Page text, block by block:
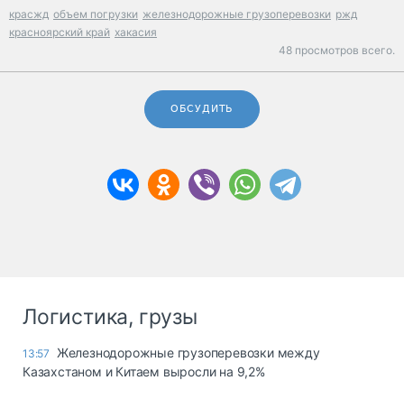
красжд объем погрузки железнодорожные грузоперевозки ржд
красноярский край хакасия
48 просмотров всего.
ОБСУДИТЬ
Логистика, грузы
13:57
Железнодорожные грузоперевозки между
Казахстаном и Китаем выросли на 9,2%